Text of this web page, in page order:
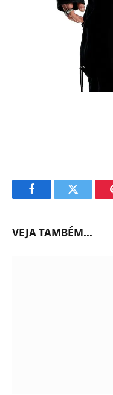
FacebookTwitter
VEJA TAMBÉM...